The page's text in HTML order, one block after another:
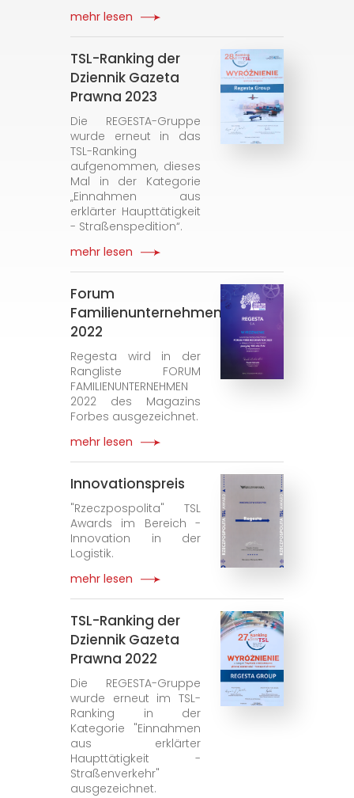
mehr lesen
TSL-Ranking der
Dziennik Gazeta
Prawna 2023
Die REGESTA-Gruppe
wurde erneut in das
TSL-Ranking
aufgenommen, dieses
Mal in der Kategorie
„Einnahmen aus
erklärter Haupttätigkeit
- Straßenspedition“.
mehr lesen
Forum
Familienunternehmen
2022
Regesta wird in der
Rangliste FORUM
FAMILIENUNTERNEHMEN
2022 des Magazins
Forbes ausgezeichnet.
mehr lesen
Innovationspreis
"Rzeczpospolita" TSL
Awards im Bereich -
Innovation in der
Logistik.
mehr lesen
TSL-Ranking der
Dziennik Gazeta
Prawna 2022
Die REGESTA-Gruppe
wurde erneut im TSL-
Ranking in der
Kategorie "Einnahmen
aus erklärter
Haupttätigkeit -
Straßenverkehr"
ausgezeichnet.